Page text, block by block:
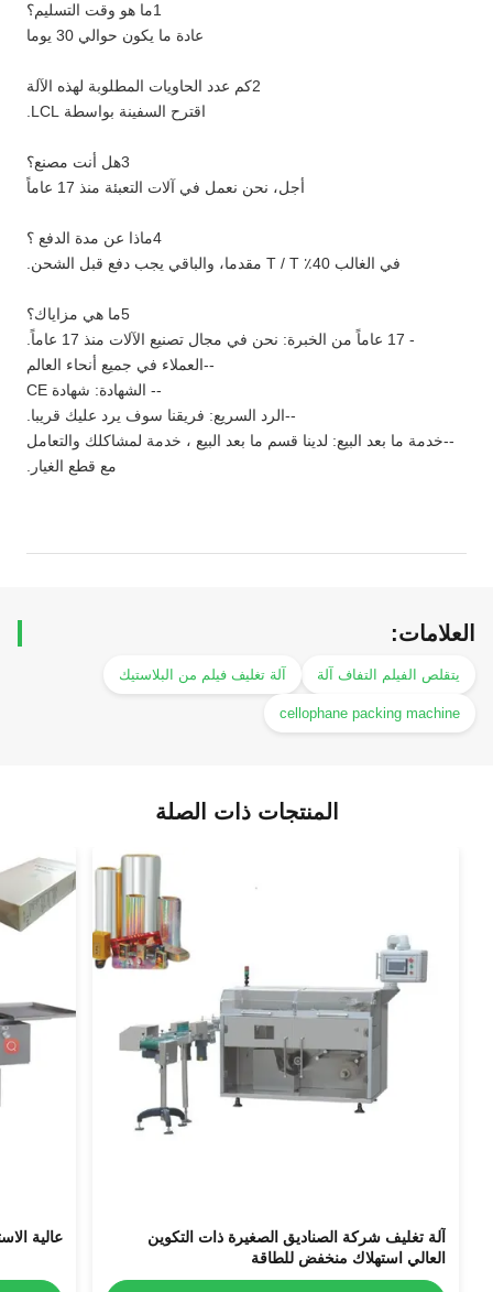
1ما هو وقت التسليم؟
عادة ما يكون حوالي 30 يوما
2كم عدد الحاويات المطلوبة لهذه الآلة
اقترح السفينة بواسطة LCL.
3هل أنت مصنع؟
أجل، نحن نعمل في آلات التعبئة منذ 17 عاماً
4ماذا عن مدة الدفع ؟
في الغالب 40٪ T / T مقدما، والباقي يجب دفع قبل الشحن.
5ما هي مزاياك؟
- 17 عاماً من الخبرة: نحن في مجال تصنيع الآلات منذ 17 عاماً.
--العملاء في جميع أنحاء العالم
-- الشهادة: شهادة CE
--الرد السريع: فريقنا سوف يرد عليك قريبا.
--خدمة ما بعد البيع: لدينا قسم ما بعد البيع ، خدمة لمشاكلك والتعامل
مع قطع الغيار.
العلامات:
يتقلص الفيلم التفاف آلة آلة تغليف فيلم من البلاستيك
cellophane packing machine
المنتجات ذات الصلة
آلة تغليف شركة الصناديق الصغيرة ذات التكوين
العالي استهلاك منخفض للطاقة
عالية